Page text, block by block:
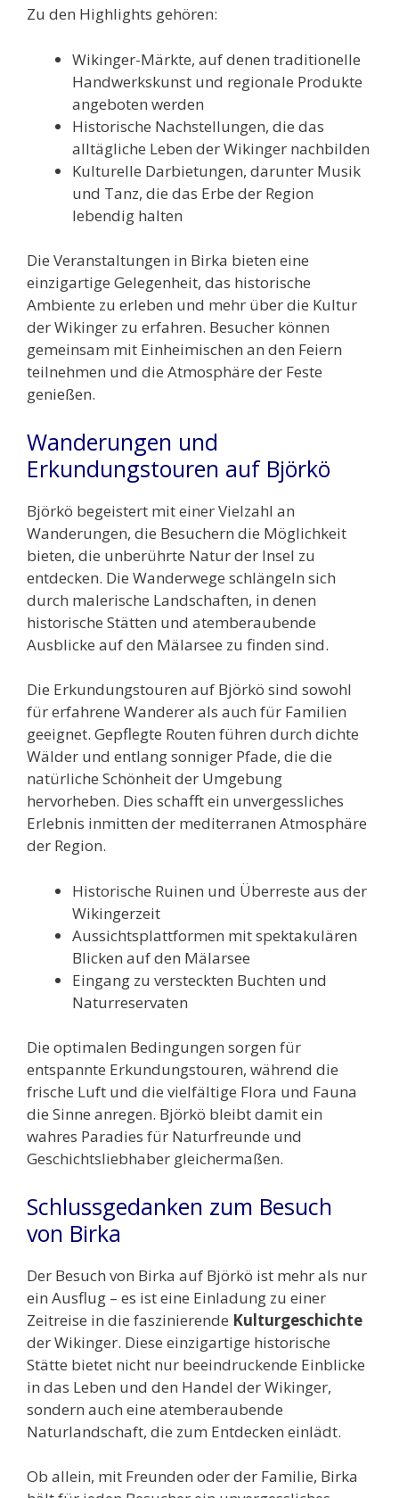
Zu den Highlights gehören:
Wikinger-Märkte, auf denen traditionelle
Handwerkskunst und regionale Produkte
angeboten werden
Historische Nachstellungen, die das
alltägliche Leben der Wikinger nachbilden
Kulturelle Darbietungen, darunter Musik
und Tanz, die das Erbe der Region
lebendig halten
Die Veranstaltungen in Birka bieten eine
einzigartige Gelegenheit, das historische
Ambiente zu erleben und mehr über die Kultur
der Wikinger zu erfahren. Besucher können
gemeinsam mit Einheimischen an den Feiern
teilnehmen und die Atmosphäre der Feste
genießen.
Wanderungen und
Erkundungstouren auf Björkö
Björkö begeistert mit einer Vielzahl an
Wanderungen, die Besuchern die Möglichkeit
bieten, die unberührte Natur der Insel zu
entdecken. Die Wanderwege schlängeln sich
durch malerische Landschaften, in denen
historische Stätten und atemberaubende
Ausblicke auf den Mälarsee zu finden sind.
Die Erkundungstouren auf Björkö sind sowohl
für erfahrene Wanderer als auch für Familien
geeignet. Gepflegte Routen führen durch dichte
Wälder und entlang sonniger Pfade, die die
natürliche Schönheit der Umgebung
hervorheben. Dies schafft ein unvergessliches
Erlebnis inmitten der mediterranen Atmosphäre
der Region.
Historische Ruinen und Überreste aus der
Wikingerzeit
Aussichtsplattformen mit spektakulären
Blicken auf den Mälarsee
Eingang zu versteckten Buchten und
Naturreservaten
Die optimalen Bedingungen sorgen für
entspannte Erkundungstouren, während die
frische Luft und die vielfältige Flora und Fauna
die Sinne anregen. Björkö bleibt damit ein
wahres Paradies für Naturfreunde und
Geschichtsliebhaber gleichermaßen.
Schlussgedanken zum Besuch
von Birka
Der Besuch von Birka auf Björkö ist mehr als nur
ein Ausflug – es ist eine Einladung zu einer
Zeitreise in die faszinierende Kulturgeschichte
der Wikinger. Diese einzigartige historische
Stätte bietet nicht nur beeindruckende Einblicke
in das Leben und den Handel der Wikinger,
sondern auch eine atemberaubende
Naturlandschaft, die zum Entdecken einlädt.
Ob allein, mit Freunden oder der Familie, Birka